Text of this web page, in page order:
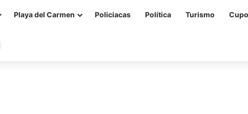
Playa del Carmen Policiacas Política Turismo